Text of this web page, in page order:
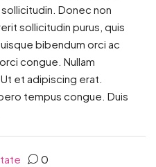
Donec non
sollicitudin purus, quis
bibendum orci ac
congue. Nullam
et adipiscing erat.
tempus congue. Duis
0